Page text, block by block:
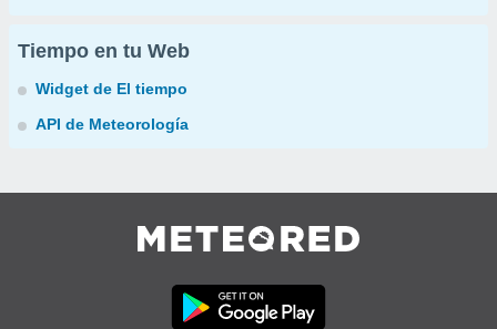
Tiempo en tu Web
Widget de El tiempo
API de Meteorología